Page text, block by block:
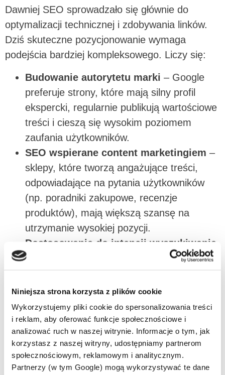
Niniejsza strona korzysta z plików cookie
Wykorzystujemy pliki cookie do spersonalizowania treści
i reklam, aby oferować funkcje społecznościowe i
analizować ruch w naszej witrynie. Informacje o tym, jak
korzystasz z naszej witryny, udostępniamy partnerom
społecznościowym, reklamowym i analitycznym.
Partnerzy (w tym Google) mogą wykorzystywać te dane
Dawniej SEO sprowadzało się głównie do
optymalizacji technicznej i zdobywania linków.
Dziś skuteczne pozycjonowanie wymaga
podejścia bardziej kompleksowego. Liczy się:
Budowanie autorytetu marki – Google
preferuje strony, które mają silny profil
ekspercki, regularnie publikują wartościowe
treści i cieszą się wysokim poziomem
zaufania użytkowników.
SEO wspierane content marketingiem –
sklepy, które tworzą angażujące treści,
odpowiadające na pytania użytkowników
(np. poradniki zakupowe, recenzje
produktów), mają większą szansę na
utrzymanie wysokiej pozycji.
Dostosowanie do intencji wyszukiwania
– Google coraz lepiej rozpoznaje, czy dana
oznacza, że liczy się nie tylko fraza
kluczowa, ale także kontekst i jakość
treści.
Czy SEO się opłaca?
SEO w 2025 roku to długoterminowa